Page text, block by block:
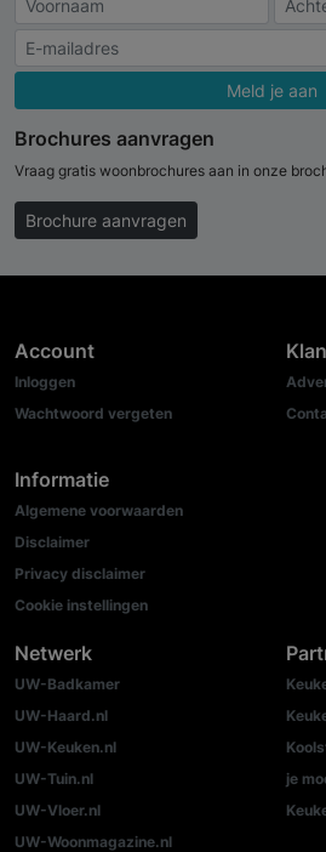
Meld je aan
Brochures aanvragen
Vraag gratis woonbrochures aan in onze
Brochure aanvragen
Account
Inloggen
Wachtwoord vergeten
Informatie
Algemene voorwaarden
Disclaimer
Privacy disclaimer
Cookie instellingen
Netwerk
UW-Badkamer
UW-Haard.nl
UW-Keuken.nl
UW-Tuin.nl
UW-Vloer.nl
UW-Woonmagazine.nl
je